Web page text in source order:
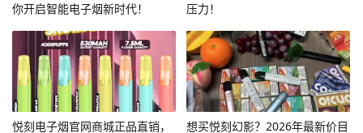
你开启智能电子烟新时代！
压力！
悦刻电子烟官网商城正品直销，
想买悦刻幻影？2026年最新价目